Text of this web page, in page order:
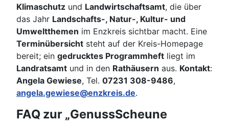
Klimaschutz und Landwirtschaftsamt, die über
das Jahr Landschafts-, Natur-, Kultur- und
Umweltthemen im Enzkreis sichtbar macht. Eine
Terminübersicht steht auf der Kreis-Homepage
bereit; ein gedrucktes Programmheft liegt im
Landratsamt und in den Rathäusern aus. Kontakt:
Angela Gewiese, Tel. 07231 308-9486,
angela.gewiese@enzkreis.de.
FAQ zur „GenussScheune